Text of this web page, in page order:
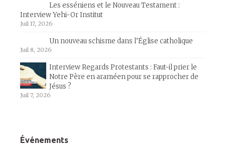
Les esséniens et le Nouveau Testament :
Interview Yehi-Or Institut
Juil 17, 2026
Un nouveau schisme dans l’Église catholique
Juil 8, 2026
Interview Regards Protestants : Faut-il prier le
Notre Père en araméen pour se rapprocher de
Jésus ?
Juil 7, 2026
Événements